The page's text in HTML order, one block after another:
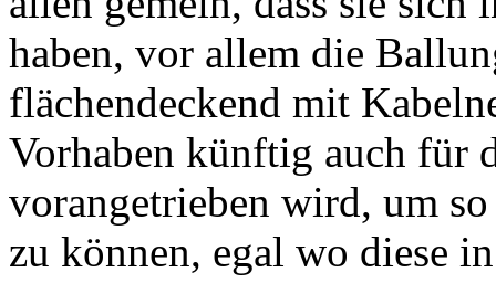
haben, vor allem die
flächendeckend mit
Vorhaben künftig auch für
vorangetrieben wird, um
zu können, egal wo diese